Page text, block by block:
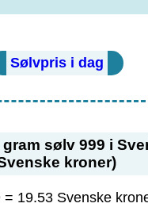
Sølvpris i dag
gram sølv 999 i
kroner)
19.53 Svenske